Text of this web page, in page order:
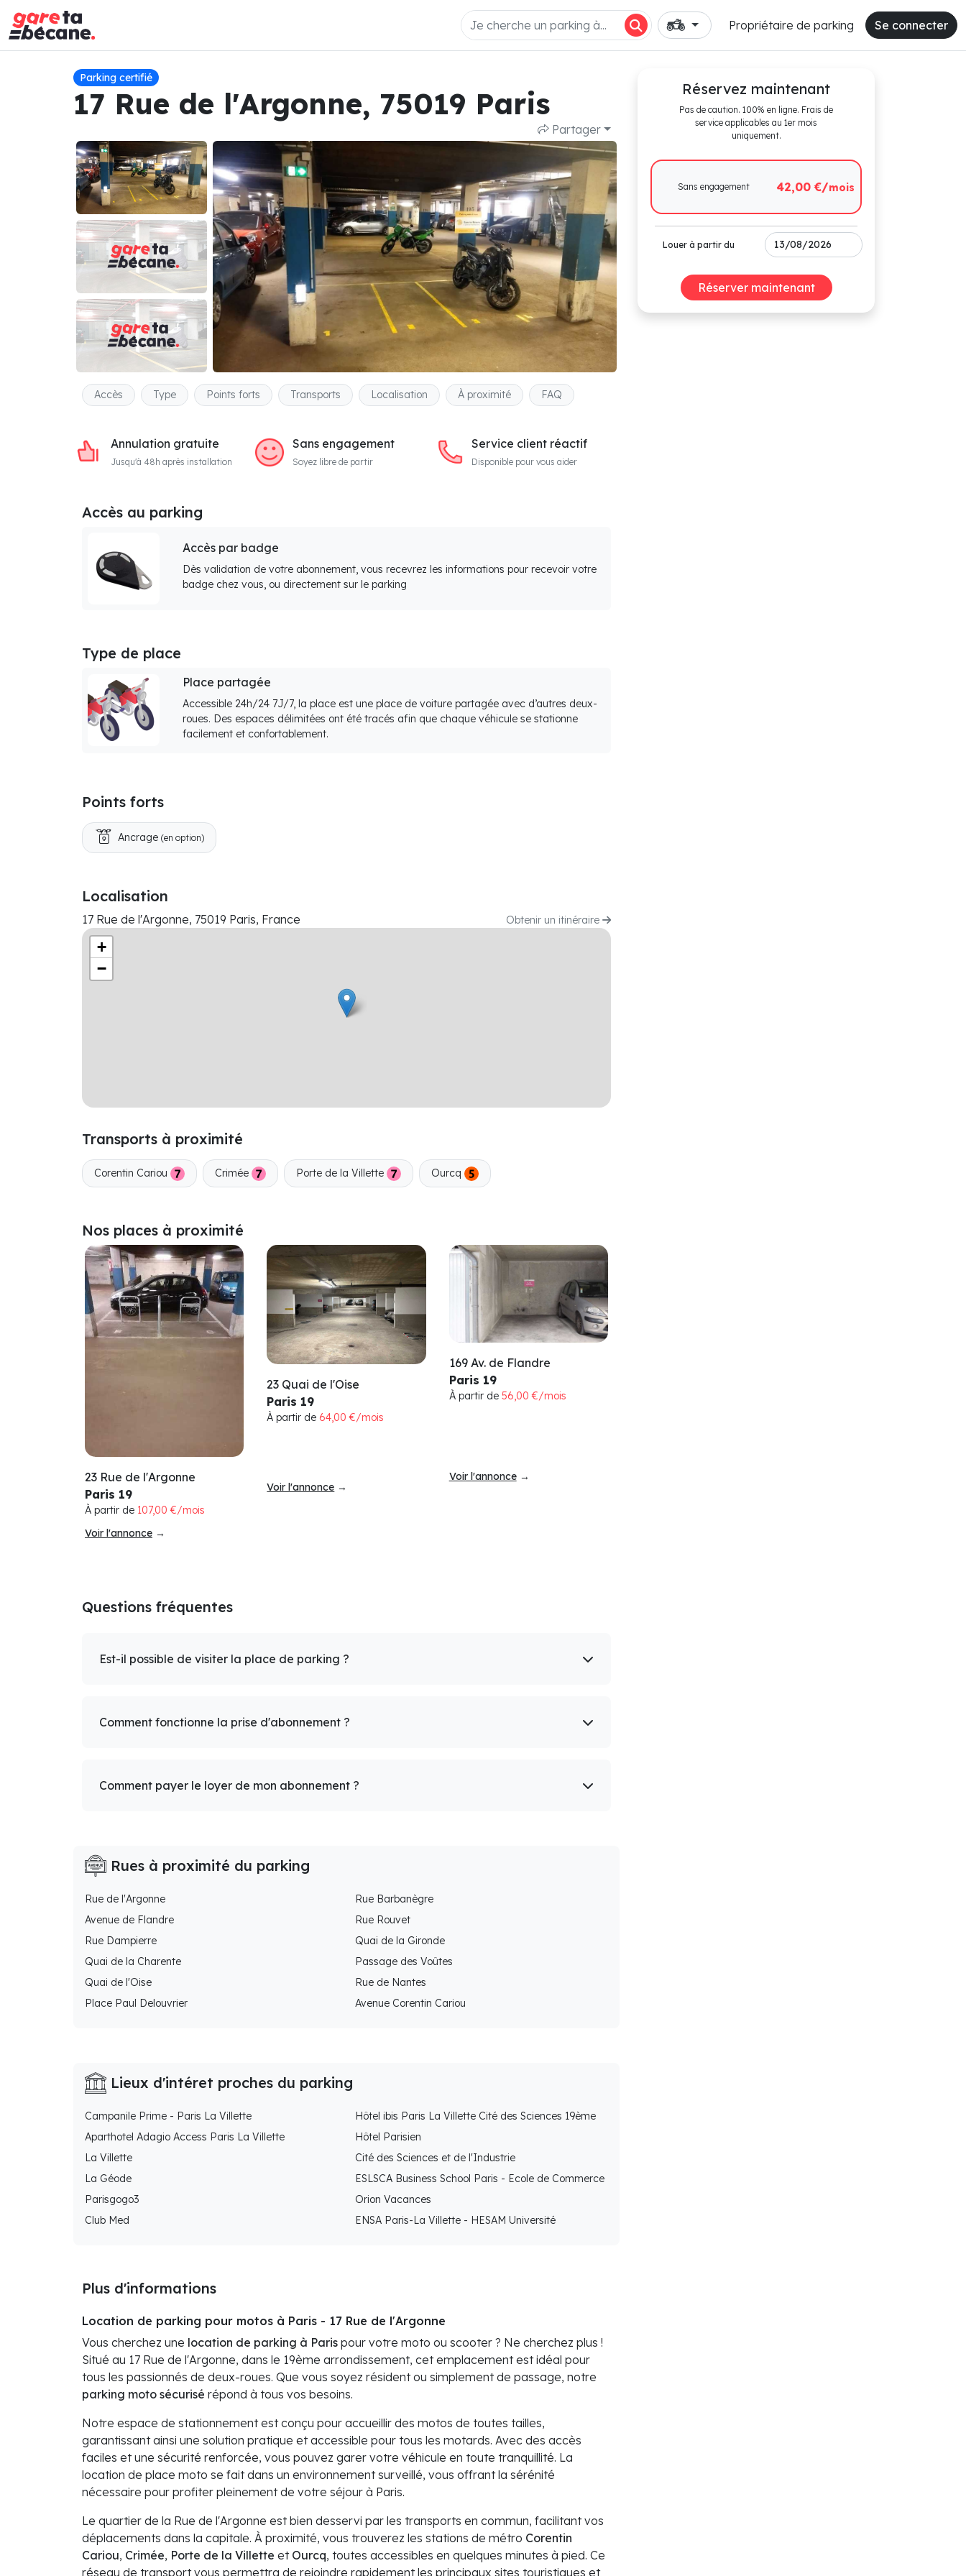
Propriétaire de parking Se connecter
Parking certifié
17 Rue de l'Argonne, 75019 Paris
Partager
Accès Type Points forts Transports Localisation À proximité FAQ
Annulation gratuite
Jusqu'à 48h après installation
Sans engagement
Soyez libre de partir
Service client réactif
Disponible pour vous aider
Accès au parking
Accès par badge
Dès validation de votre abonnement, vous recevrez les informations pour recevoir votre
badge chez vous, ou directement sur le parking
Type de place
Place partagée
Accessible 24h/24 7J/7, la place est une place de voiture partagée avec d’autres deux-
roues. Des espaces délimitées ont été tracés afin que chaque véhicule se stationne
facilement et confortablement.
Points forts
Ancrage (en option)
Localisation
17 Rue de l'Argonne, 75019 Paris, France Obtenir un itinéraire
+
−
Transports à proximité
Corentin Cariou Crimée Porte de la Villette Ourcq
Nos places à proximité
23 Rue de l'Argonne
Paris 19
À partir de 107,00 €/mois
Voir l'annonce →
23 Quai de l'Oise
Paris 19
À partir de 64,00 €/mois
Voir l'annonce →
169 Av. de Flandre
Paris 19
À partir de 56,00 €/mois
Voir l'annonce→
Questions fréquentes
Est-il possible de visiter la place de parking ?
Comment fonctionne la prise d'abonnement ?
Comment payer le loyer de mon abonnement ?
Rues à proximité du parking
Rue de l'Argonne
Rue Barbanègre
Avenue de Flandre
Rue Rouvet
Rue Dampierre
Quai de la Gironde
Quai de la Charente
Passage des Voûtes
Quai de l'Oise
Rue de Nantes
Place Paul Delouvrier
Avenue Corentin Cariou
Lieux d'intéret proches du parking
Campanile Prime - Paris La Villette
Hôtel ibis Paris La Villette Cité des Sciences 19ème
Aparthotel Adagio Access Paris La Villette
Hôtel Parisien
La Villette
Cité des Sciences et de l'Industrie
La Géode
ESLSCA Business School Paris - Ecole de Commerce
Parisgogo3
Orion Vacances
Club Med
ENSA Paris-La Villette - HESAM Université
Plus d'informations
Location de parking pour motos à Paris - 17 Rue de l'Argonne
Vous cherchez une location de parking à Paris pour votre moto ou scooter ? Ne cherchez plus !
Situé au 17 Rue de l'Argonne, dans le 19ème arrondissement, cet emplacement est idéal pour
tous les passionnés de deux-roues. Que vous soyez résident ou simplement de passage, notre
parking moto sécurisé répond à tous vos besoins.
Notre espace de stationnement est conçu pour accueillir des motos de toutes tailles,
garantissant ainsi une solution pratique et accessible pour tous les motards. Avec des accès
faciles et une sécurité renforcée, vous pouvez garer votre véhicule en toute tranquillité. La
location de place moto se fait dans un environnement surveillé, vous offrant la sérénité
nécessaire pour profiter pleinement de votre séjour à Paris.
Le quartier de la Rue de l'Argonne est bien desservi par les transports en commun, facilitant vos
déplacements dans la capitale. À proximité, vous trouverez les stations de métro Corentin
Cariou, Crimée, Porte de la Villette et Ourcq, toutes accessibles en quelques minutes à pied. Ce
réseau de transport vous permettra de rejoindre rapidement les principaux sites touristiques et
Réservez maintenant
Pas de caution. 100% en ligne. Frais de
service applicables au 1er mois
uniquement.
Sans engagement 42,00 €/mois
Louer à partir du
Réserver maintenant